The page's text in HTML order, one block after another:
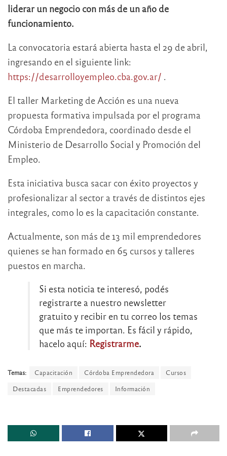
liderar un negocio con más de un año de
funcionamiento.
La convocatoria estará abierta hasta el 29 de abril,
ingresando en el siguiente link:
https://desarrolloyempleo.cba.gov.ar/ .
El taller Marketing de Acción es una nueva
propuesta formativa impulsada por el programa
Córdoba Emprendedora, coordinado desde el
Ministerio de Desarrollo Social y Promoción del
Empleo.
Esta iniciativa busca sacar con éxito proyectos y
profesionalizar al sector a través de distintos ejes
integrales, como lo es la capacitación constante.
Actualmente, son más de 13 mil emprendedores
quienes se han formado en 65 cursos y talleres
puestos en marcha.
Si esta noticia te interesó, podés
registrarte a nuestro newsletter
gratuito y recibir en tu correo los temas
que más te importan. Es fácil y rápido,
hacelo aquí: Registrarme.
Temas: Capacitación Córdoba Emprendedora
Cursos
Destacadas
Emprendedores Información